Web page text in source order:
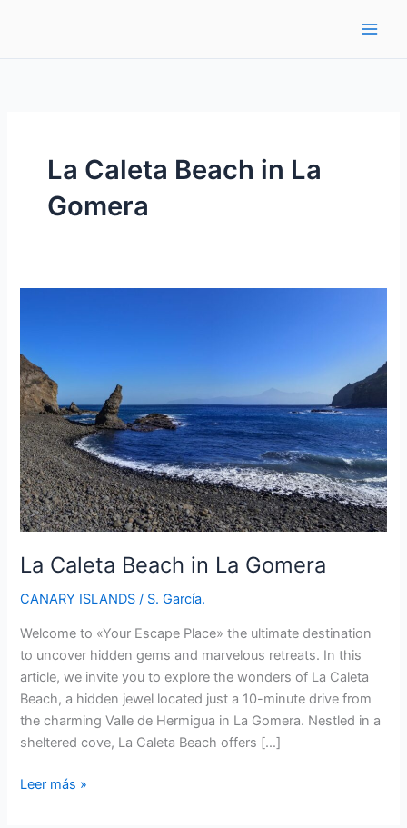
La Caleta Beach in La
Gomera
La Caleta Beach in La Gomera
CANARY ISLANDS / S. García.
Welcome to «Your Escape Place» the ultimate destination
to uncover hidden gems and marvelous retreats. In this
article, we invite you to explore the wonders of La Caleta
Beach, a hidden jewel located just a 10-minute drive from
the charming Valle de Hermigua in La Gomera. Nestled in a
sheltered cove, La Caleta Beach offers […]
La
Leer más »